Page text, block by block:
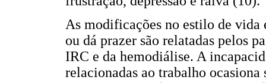
As modificações no estilo de vida
ou dá prazer são relatadas pelos
IRC e da hemodiálise. A
relacionadas ao trabalho